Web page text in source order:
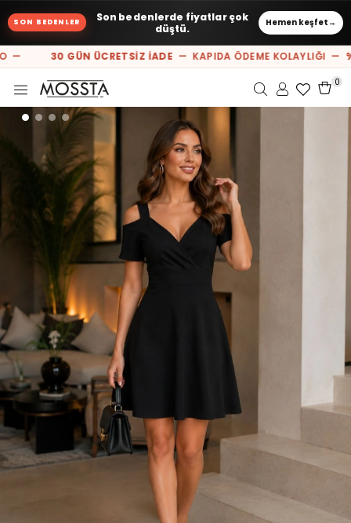
SON BEDENLER
Son bedenlerde fiyatlar çok
düştü.
Hemen keşfet →
— 30 GÜN ÜCRETSİZ İADE— KAPIDA ÖDEME KOLAYLIĞI —
0